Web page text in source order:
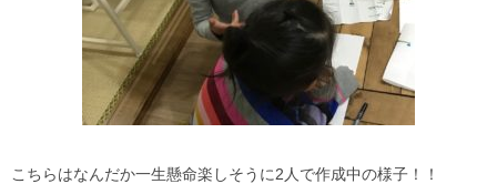
こちらはなんだか一生懸命楽しそうに2人で作成中の様子！！